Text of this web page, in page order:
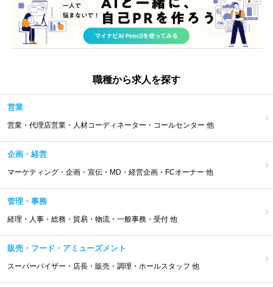
職種から求人を探す
営業
営業・代理店営業・人材コーディネーター・コールセンター 他
企画・経営
マーケティング・企画・宣伝・MD・経営企画・FCオーナー 他
管理・事務
経理・人事・総務・貿易・物流・一般事務・受付 他
販売・フード・アミューズメント
スーパーバイザー・店長・販売・調理・ホールスタッフ 他